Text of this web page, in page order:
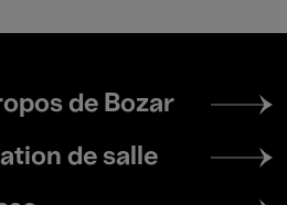
de Bozar
de salle